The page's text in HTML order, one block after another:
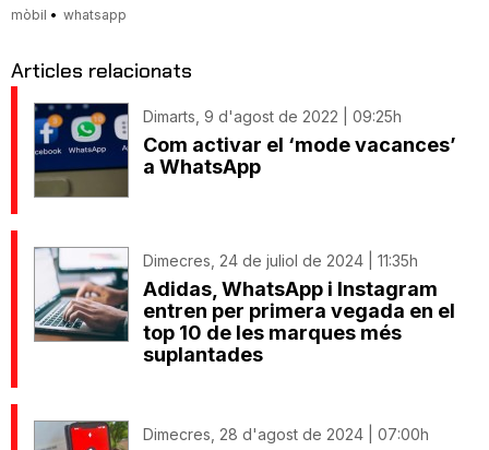
mòbil whatsapp
Articles relacionats
Dimarts, 9 d'agost de 2022 | 09:25h
Com activar el ‘mode vacances’
a WhatsApp
Dimecres, 24 de juliol de 2024 | 11:35h
Adidas, WhatsApp i Instagram
entren per primera vegada en el
top 10 de les marques més
suplantades
Dimecres, 28 d'agost de 2024 | 07:00h